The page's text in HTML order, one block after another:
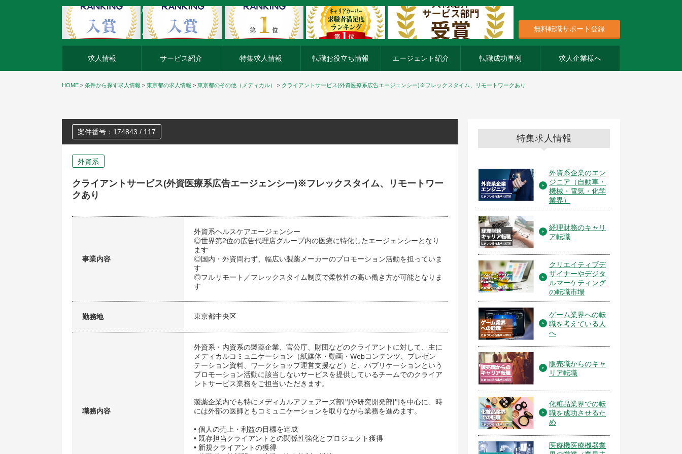
外資系企業の転職・キャリア転職ならアージスジャパン
無料転職サポート登録
求人情報 サービス紹介 特集求人情報 転職お役立ち情報 エージェント紹介 転職成功事例 求人企業様へ
HOME > 条件から探す求人情報 > 東京都の求人情報 > 東京都のその他（メディカル） > クライアントサービス(外資医療系広告エージェンシー)※フレックスタイム、リモートワークあり
案件番号：174843 / 117
外資系
クライアントサービス(外資医療系広告エージェンシー)※フレックスタイム、リモートワー
クあり
事業内容
外資系ヘルスケアエージェンシー
◎世界第2位の広告代理店グループ内の医療に特化したエージェンシーとなり
ます
◎国内・外資問わず、幅広い製薬メーカーのプロモーション活動を担っていま
す
◎フルリモート／フレックスタイム制度で柔軟性の高い働き方が可能となりま
す
勤務地 東京都中央区
職務内容
外資系・内資系の製薬企業、官公庁、財団などのクライアントに対して、主に
メディカルコミュニケーション（紙媒体・動画・Webコンテンツ、プレゼン
テーション資料、ワークショップ運営支援など）と、パブリケーションという
プロモーション活動に該当しないサービスを提供しているチームでのクライア
ントサービス業務をご担当いただきます。
製薬企業内でも特にメディカルアフェアーズ部門や研究開発部門を中心に、時
には外部の医師ともコミュニケーションを取りながら業務を進めます。
• 個人の売上・利益の目標を達成
• 既存担当クライアントとの関係性強化とプロジェクト獲得
• 新規クライアントの獲得
特集求人情報
外資系企業のエン
ジニア（自動車・
機械・電気・化学
業界）
経理財務のキャリ
ア転職
クリエイティブデ
ザイナーやデジタ
ルマーケティング
の転職市場
ゲーム業界への転
職を考えている人
へ
販売職からのキャ
リア転職
化粧品業界での転
職を成功させるた
め
医療機医療機器業